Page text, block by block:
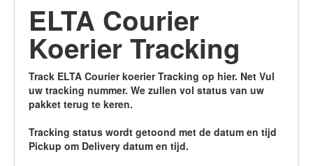
Couriers Tracking
Air Cargo Tracking
Vessel Tracking
Port Of Calls
ELTA Courier
Koerier Tracking
Track ELTA Courier koerier Tracking op hier. Net Vul
uw tracking nummer. We zullen vol status van uw
pakket terug te keren.
Tracking status wordt getoond met de datum en tijd
Pickup om Delivery datum en tijd.